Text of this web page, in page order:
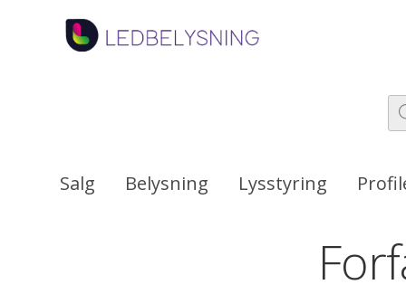
Hopp
til
Hopp
til
Salg Belysning Lysstyring